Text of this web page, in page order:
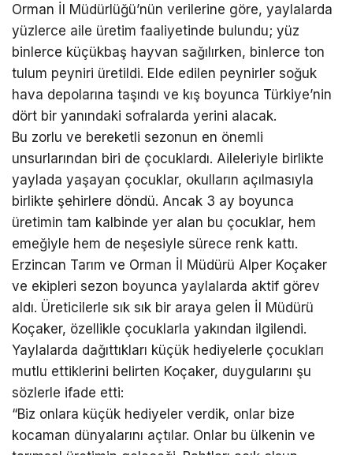
Orman İl Müdürlüğü’nün verilerine göre, yaylalarda
yüzlerce aile üretim faaliyetinde bulundu; yüz
binlerce küçükbaş hayvan sağılırken, binlerce ton
tulum peyniri üretildi. Elde edilen peynirler soğuk
hava depolarına taşındı ve kış boyunca Türkiye’nin
dört bir yanındaki sofralarda yerini alacak.
Bu zorlu ve bereketli sezonun en önemli
unsurlarından biri de çocuklardı. Aileleriyle birlikte
yaylada yaşayan çocuklar, okulların açılmasıyla
birlikte şehirlere döndü. Ancak 3 ay boyunca
üretimin tam kalbinde yer alan bu çocuklar, hem
emeğiyle hem de neşesiyle sürece renk kattı.
Erzincan Tarım ve Orman İl Müdürü Alper Koçaker
ve ekipleri sezon boyunca yaylalarda aktif görev
aldı. Üreticilerle sık sık bir araya gelen İl Müdürü
Koçaker, özellikle çocuklarla yakından ilgilendi.
Yaylalarda dağıttıkları küçük hediyelerle çocukları
mutlu ettiklerini belirten Koçaker, duygularını şu
sözlerle ifade etti:
“Biz onlara küçük hediyeler verdik, onlar bize
kocaman dünyalarını açtılar. Onlar bu ülkenin ve